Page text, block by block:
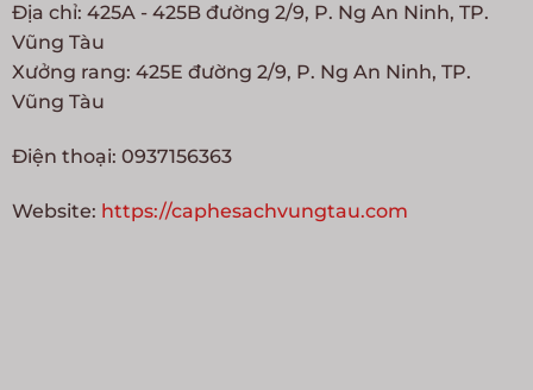
Địa chỉ: 425A - 425B đường 2/9, P. Ng An Ninh, TP.
Vũng Tàu
Xưởng rang: 425E đường 2/9, P. Ng An Ninh, TP.
Vũng Tàu
Điện thoại: 0937156363
Website: https://caphesachvungtau.com